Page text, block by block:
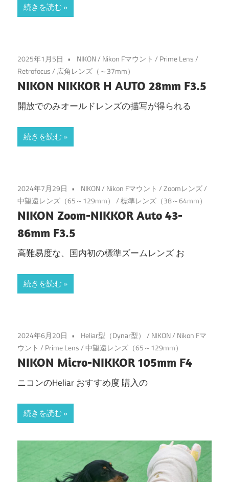
続きを読む
2025年1月5日 NIKON/ Nikon Fマウント / Prime Lens/
Retrofocus/ 広角レンズ（～37mm）
NIKON NIKKOR H AUTO 28mm F3.5
開放でのみオールドレンズの描写が得られる
続きを読む
2024年7月29日 NIKON/ Nikon Fマウント /Zoomレンズ/
中望遠レンズ（65～129mm） /標準レンズ（38～64mm）
NIKON Zoom-NIKKOR Auto 43-
86mm F3.5
高難易度な、国内初の標準ズームレンズ お
続きを読む
2024年6月20日 Heliar型（Dynar型） / NIKON/ Nikon Fマ
ウント / Prime Lens/中望遠レンズ（65～129mm）
NIKON Micro-NIKKOR 105mm F4
ニコンのHeliar おすすめ度 購入の
続きを読む